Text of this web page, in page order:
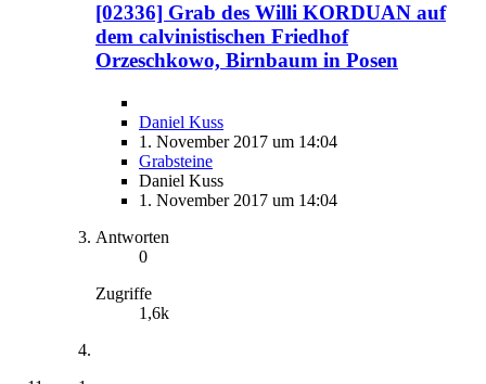
[02336] Grab des Willi KORDUAN auf
dem calvinistischen Friedhof
Orzeschkowo, Birnbaum in Posen
Daniel Kuss
1. November 2017 um 14:04
Grabsteine
Daniel Kuss
1. November 2017 um 14:04
Antworten
0
Zugriffe
1,6k